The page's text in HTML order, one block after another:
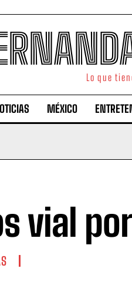
Lo que
MÉXICO
vial